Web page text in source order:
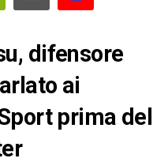
difensore
ai
prima del